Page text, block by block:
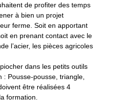
de profiter des temps
à bien un projet
ferme. Soit en apportant
en prenant contact avec le
l’acier, les pièces agricoles
dans les petits outils
: Pousse-pousse, triangle,
être réalisées 4
formation.